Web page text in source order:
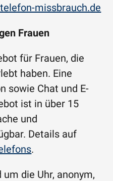
missbrauch.de
Frauen
für Frauen, die
haben. Eine
sowie Chat und E-
ist in über 15
und
Details auf
.
um die Uhr, anonym,